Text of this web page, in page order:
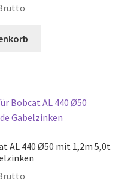
AL 440 Ø50 mit 1,2m 5,0t